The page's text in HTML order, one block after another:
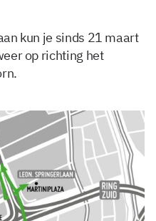
kun je sinds 21 maart
op richting het